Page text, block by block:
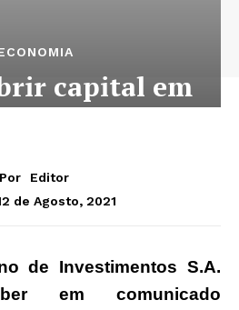
capital em
em 2022
Por
Editor
de Agosto, 2021
de Investimentos S.A.
em comunicado